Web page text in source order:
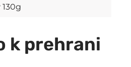
k prehrani